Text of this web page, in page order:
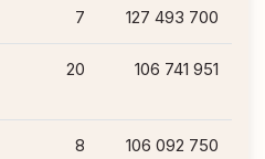
7 127 493 700
20 106 741 951
8 106 092 750